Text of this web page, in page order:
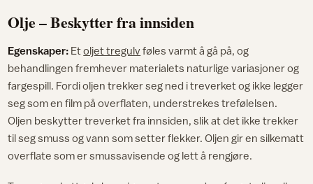
Olje – Beskytter fra innsiden
Egenskaper: Etoljet tregulvføles varmt å gå på, og
behandlingen fremhever materialets naturlige variasjoner og
fargespill. Fordi oljen trekker seg ned i treverket og ikke legger
seg som en film på overflaten, understrekes trefølelsen.
Oljen beskytter treverket fra innsiden, slik at det ikke trekker
til seg smuss og vann som setter flekker. Oljen gir en silkematt
overflate som er smussavisende og lett å rengjøre.